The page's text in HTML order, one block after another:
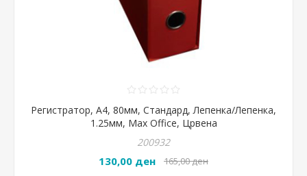
Регистратор, А4, 80мм, Стандард, Лепенка/Лепенка,
1.25мм, Max Office, Црвена
200932
130,00 ден 165,00 ден